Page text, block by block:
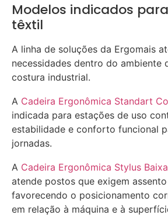
Modelos indicados
têxtil
A linha de soluções da Ergomais
necessidades dentro do ambiente
costura industrial.
A Cadeira Ergonômica Standart
indicada para estações de uso
estabilidade e conforto funcional
jornadas.
A Cadeira Ergonômica Stylus
atende postos que exigem
favorecendo o posicionamento
em relação à máquina e à